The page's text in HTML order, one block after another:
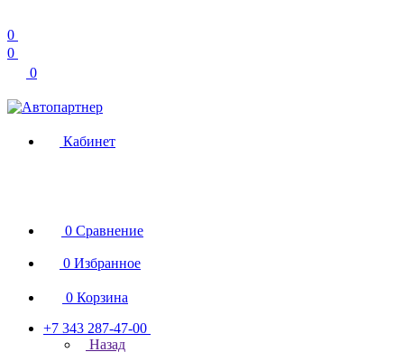
0
0
0
Кабинет
0 Сравнение
0 Избранное
0 Корзина
+7 343 287-47-00
Назад